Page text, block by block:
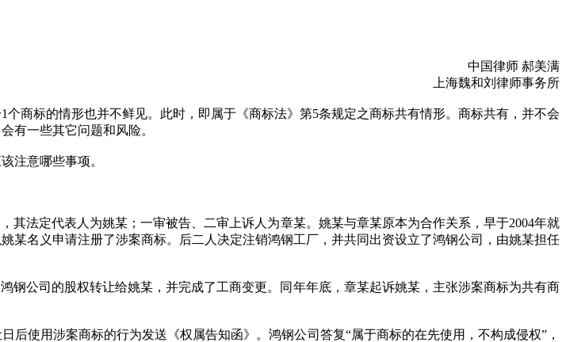
中国律师 郝美满
上海魏和刘律师事务所
商标的情形也并不鲜见。此时，即属于《商标法》第5条规定之商标共有情形。商标共有，并不会
有一些其它问题和风险。
注意哪些事项。
其法定代表人为姚某；一审被告、二审上诉人为章某。姚某与章某原本为合作关系，早于2004年就
名义申请注册了涉案商标。后二人决定注销鸿钢工厂，并共同出资设立了鸿钢公司，由姚某担任
钢公司的股权转让给姚某，并完成了工商变更。同年年底，章某起诉姚某，主张涉案商标为共有商
使用涉案商标的行为发送《权属告知函》。鸿钢公司答复“属于商标的在先使用，不构成侵权”，